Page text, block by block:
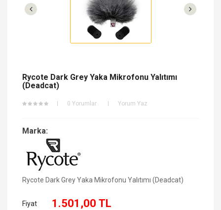
Rycote Dark Grey Yaka Mikrofonu Yalıtımı
(Deadcat)
0 Yorumlar Yorum Yaz
Marka:
Rycote Dark Grey Yaka Mikrofonu Yalıtımı (Deadcat)
Fiyat 1.501,00 TL